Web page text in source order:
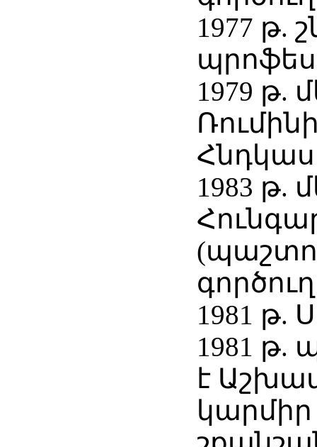
1977 թ.
1979 թ.
1983 թ.
1981 թ.
1981
է
կարմիր